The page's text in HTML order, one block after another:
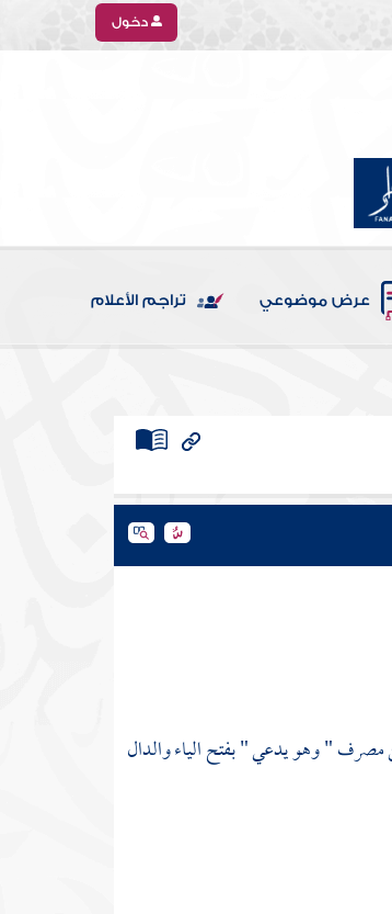
دخول
عرض موضوعي تراجم الأعلام
مصرف" وهو يدعي " بفتح الياء والدال